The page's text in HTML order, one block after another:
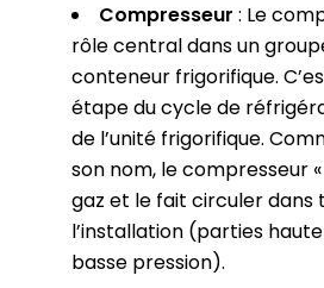
Compresseur: Le
rôle central dans un
conteneur frigorifique.
étape du cycle de
de l’unité frigorifique.
son nom, le compresseur
gaz et le fait circuler dans
l’installation (parties
basse pression).